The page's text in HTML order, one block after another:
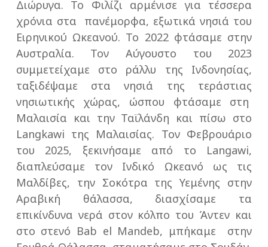
Διώρυγα. Το Φιλίζι αρμένισε για τέσσερα
χρόνια στα πανέμορφα, εξωτικά νησιά του
Ειρηνικού Ωκεανού. Το 2022 φτάσαμε στην
Αυστραλία. Τον Αύγουστο του 2023
συμμετείχαμε στο ράλλυ της Ινδονησίας,
ταξιδέψαμε στα νησιά της τεράστιας
νησιωτικής χώρας, ώσπου φτάσαμε στη
Μαλαισία και την Ταϊλάνδη και πίσω στο
Langkawi της Μαλαισίας. Τον Φεβρουάριο
του 2025, ξεκινήσαμε από το Langawi,
διαπλεύσαμε τον Ινδικό Ωκεανό ως τις
Μαλδίβες, την Σοκότρα της Υεμένης στην
Αραβική θάλασσα, διασχίσαμε τα
επικίνδυνα νερά στον κόλπο του Άντεν και
στο στενό Bab el Mandeb, μπήκαμε στην